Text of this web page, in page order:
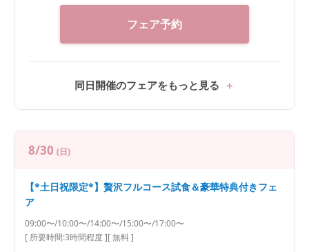
フェア予約
同日開催のフェアをもっと見る
8/30 (日)
【*土日祝限定*】贅沢フルコース試食＆豪華特典付きフェ
ア
09:00〜/10:00〜/14:00〜/15:00〜/17:00〜
[ 所要時間:3時間程度][ 無料 ]